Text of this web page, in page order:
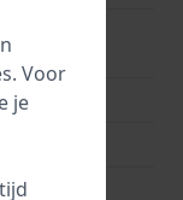
. Voor
je